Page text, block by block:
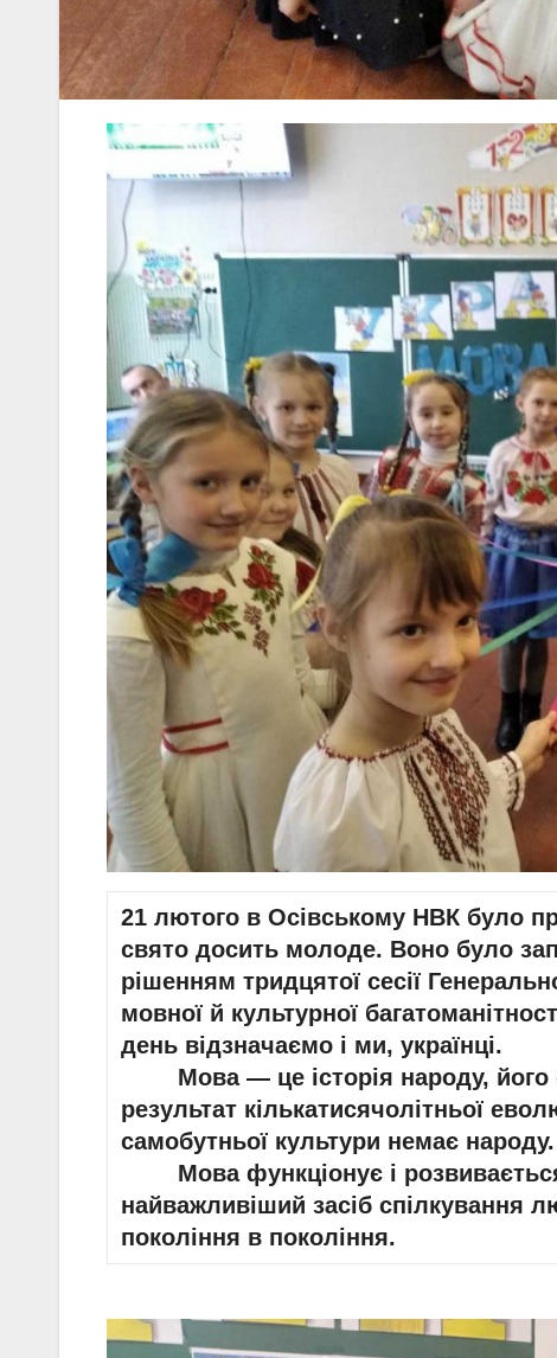
21 лютого в Осівському НВК було
свято досить молоде. Воно було
рішенням тридцятої сесії
мовної й культурної
день відзначаємо і ми, українці.
Мова — це історія народу, його
результат кількатисячолітньої
самобутньої культури немає народу.
Мова функціонує і розвивається
найважливіший засіб спілкування
покоління в покоління.